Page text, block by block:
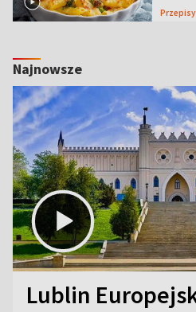
Przepisy
Najnowsze
Lublin